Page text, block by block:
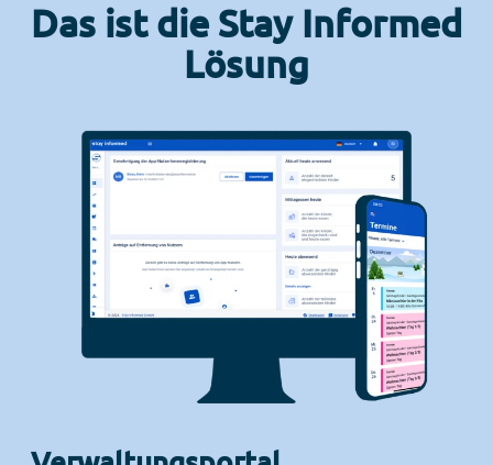
Das ist die Stay Informed
Lösung